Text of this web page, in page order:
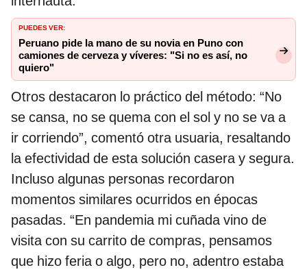
PUEDES VER:
Peruano pide la mano de su novia en Puno con
camiones de cerveza y víveres: "Si no es así, no
quiero"
Otros destacaron lo práctico del método: “No
se cansa, no se quema con el sol y no se va a
ir corriendo”, comentó otra usuaria, resaltando
la efectividad de esta solución casera y segura.
Incluso algunas personas recordaron
momentos similares ocurridos en épocas
pasadas. “En pandemia mi cuñada vino de
visita con su carrito de compras, pensamos
que hizo feria o algo, pero no, adentro estaba